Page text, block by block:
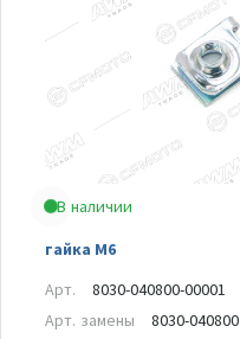
В наличии
гайка М6
Арт.
8030-040800-00001
Арт. замены
8030-040800